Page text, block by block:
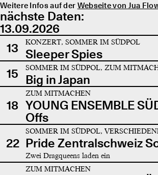
Weitere Infos auf der Webseite von Jua
nächste Daten:
13.09.2026
13
KONZERT, SOMMER IM SÜDPOL
Sleeper Spies
15
SOMMER IM SÜDPOL, ZUM
Big in Japan
18
ZUM MITMACHEN
YOUNG ENSEMBLE
Offs
22
SOMMER IM SÜDPOL,
Pride Zentralschweiz
Zwei Dragqueens laden ein
ZUM MITMACHEN